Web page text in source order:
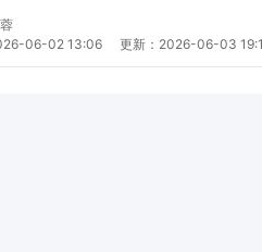
06-02 13:06 更新： 2026-06-03